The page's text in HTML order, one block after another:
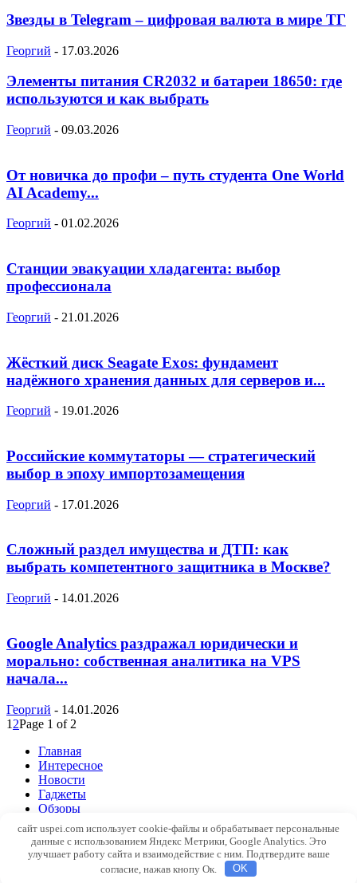
Звезды в Telegram – цифровая валюта в мире ТГ
Георгий - 17.03.2026
Элементы питания CR2032 и батареи 18650: где
используются и как выбрать
Георгий - 09.03.2026
От новичка до профи – путь студента One World
AI Academy...
Георгий - 01.02.2026
Станции эвакуации хладагента: выбор
профессионала
Георгий - 21.01.2026
Жёсткий диск Seagate Exos: фундамент
надёжного хранения данных для серверов и...
Георгий - 19.01.2026
Российские коммутаторы — стратегический
выбор в эпоху импортозамещения
Георгий - 17.01.2026
Сложный раздел имущества и ДТП: как
выбрать компетентного защитника в Москве?
Георгий - 14.01.2026
Google Analytics раздражал юридически и
морально: собственная аналитика на VPS
начала...
Георгий - 14.01.2026
1 2Page 1 of 2
Главная
Интересное
Новости
Гаджеты
Обзоры
Windows
SEO
Web
сайт uspei.com использует cookie-файлы и обрабатывает персональные
данные с использованием Яндекс Метрики, Google Analytics. Это
улучшает работу сайта и взаимодействие с ним. Подтвердите ваше
согласие, нажав кнопу Ок.
OK